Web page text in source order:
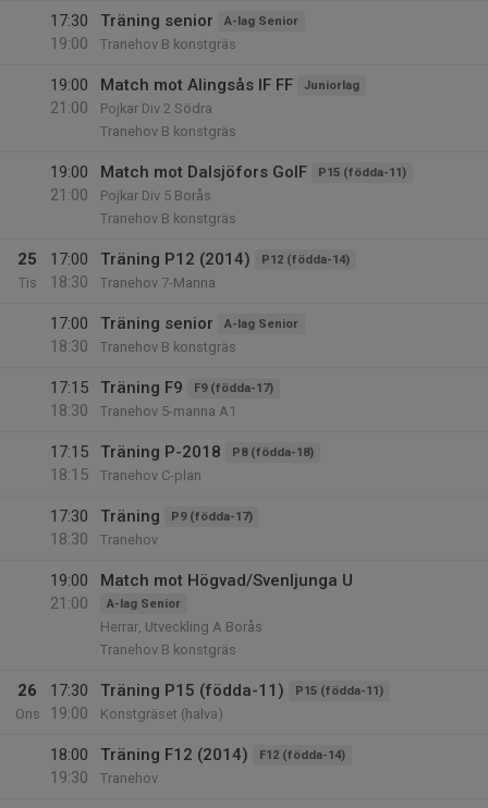
17:30
19:00
Träning senior A-lag Senior
Tranehov B konstgräs
19:00
21:00
Match mot Alingsås IF FF Juniorlag
Pojkar Div 2 Södra
Tranehov B konstgräs
19:00
21:00
Match mot Dalsjöfors GoIF P15 (födda-11)
Pojkar Div 5 Borås
Tranehov B konstgräs
25
Tis
17:00
18:30
Träning P12 (2014) P12 (födda-14)
Tranehov 7-Manna
17:00
18:30
Träning senior A-lag Senior
Tranehov B konstgräs
17:15
18:30
Träning F9 F9 (födda-17)
Tranehov 5-manna A1
17:15
18:15
Träning P-2018 P8 (födda-18)
Tranehov C-plan
17:30
18:30
Träning P9 (födda-17)
Tranehov
19:00
21:00
Match mot Högvad/Svenljunga U
A-lag Senior
Herrar, Utveckling A Borås
Tranehov B konstgräs
26
Ons
17:30
19:00
Träning P15 (födda-11) P15 (födda-11)
Konstgräset (halva)
18:00
19:30
Träning F12 (2014) F12 (födda-14)
Tranehov